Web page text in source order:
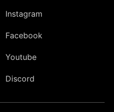
Instagram
Facebook
Youtube
Discord